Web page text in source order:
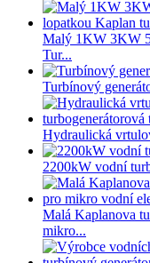
Malý 1KW 3KW
Tur...
Turbínový
Hydraulická
2200kW vodní
Malá Kaplanova
mikro...